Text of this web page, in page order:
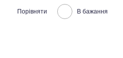
Порівняти В бажання